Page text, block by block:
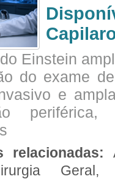
Einstein
do exame
e
relacionadas:
Geral,